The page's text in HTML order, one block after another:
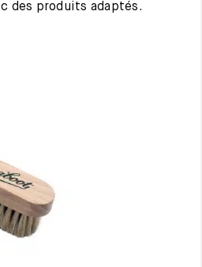
des produits adaptés.